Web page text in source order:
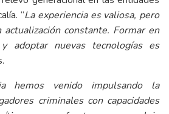
“La experiencia es valiosa, pero
actualización constante. Formar en
adoptar nuevas tecnologías es
hemos venido impulsando la
criminales con capacidades